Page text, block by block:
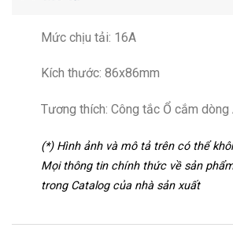
Mức chịu tải: 16A
Kích thước: 86x86mm
Tương thích: Công tắc Ổ cắm dòng
(*) Hình ảnh và mô tả trên có thể
Mọi thông tin chính thức về sản
trong Catalog của nhà sản xuất